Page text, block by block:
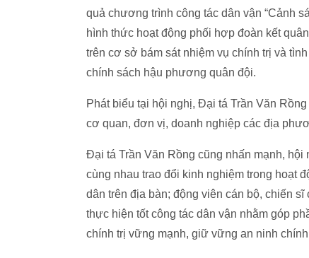
quả chương trình công tác dân vận “Cảnh
hình thức hoạt động phối hợp đoàn kết
trên cơ sở bám sát nhiệm vụ chính trị và
chính sách hậu phương quân đội.
Phát biểu tại hội nghị, Đại tá Trần Văn
cơ quan, đơn vị, doanh nghiệp các địa
Đại tá Trần Văn Rồng cũng nhấn mạnh,
cùng nhau trao đổi kinh nghiệm trong hoạt
dân trên địa bàn; động viên cán bộ, chiến
thực hiện tốt công tác dân vận nhằm góp
chính trị vững mạnh, giữ vững an ninh